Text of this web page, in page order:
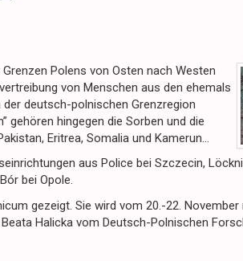
Polens von Osten nach Westen
von Menschen aus den ehemals
deutsch-polnischen Grenzregion
gehören hingegen die Sorben und die
Eritrea, Somalia und Kamerun…
aus Police bei Szczecin,
bei Opole.
gezeigt. Sie wird vom 20.-22.
Halicka vom Deutsch-Polnischen